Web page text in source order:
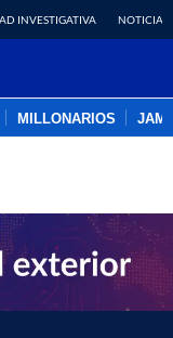
INVESTIGATIVA NOTICIAS
MILLONARIOS